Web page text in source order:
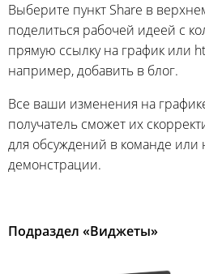
Выберите пункт Share в
поделиться рабочей идеей с
прямую ссылку на график или
например, добавить в блог.
Все ваши изменения на
получатель сможет их
для обсуждений в команде или
демонстрации.
Подраздел «Виджеты»